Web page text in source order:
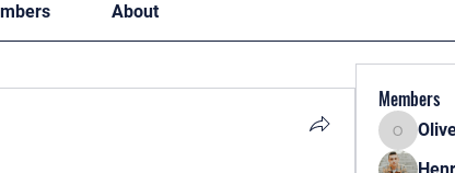
About
Members
Oliver